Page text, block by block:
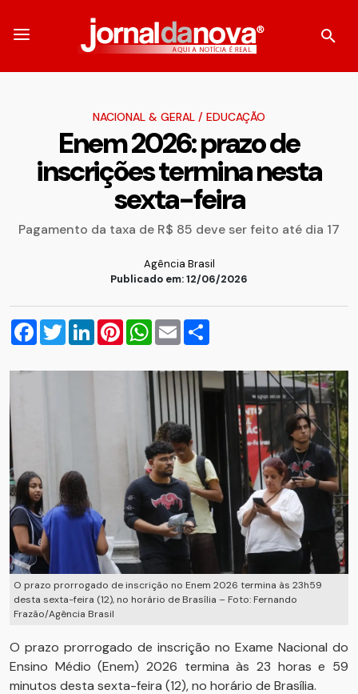
NACIONAL & GERAL / EDUCAÇÃO
Enem 2026: prazo de
inscrições termina nesta
sexta-feira
Pagamento da taxa de R$ 85 deve ser feito até dia 17
Agência Brasil
Publicado em: 12/06/2026
Facebook
TwitterLinkedInPinterestWhatsApp
Email
O prazo prorrogado de inscrição no Enem 2026 termina às 23h59
desta sexta-feira (12), no horário de Brasília – Foto: Fernando
Frazão/Agência Brasil
O prazo prorrogado de inscrição no Exame Nacional do
Ensino Médio (Enem) 2026 termina às 23 horas e 59
minutos desta sexta-feira (12), no horário de Brasília.